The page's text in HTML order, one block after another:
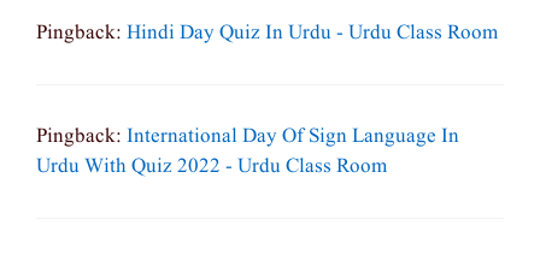
Pingback: Hindi Day Quiz In Urdu - Urdu Class Room
Pingback: International Day Of Sign Language In
Urdu With Quiz 2022 - Urdu Class Room